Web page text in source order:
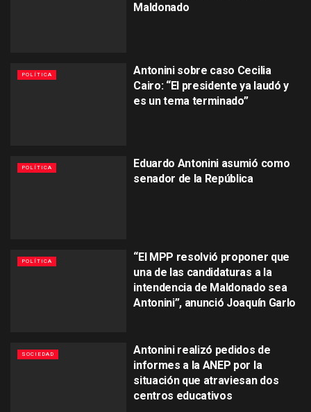
Maldonado
POLÍTICA
Antonini sobre caso Cecilia
Cairo: “El presidente ya laudó y
es un tema terminado”
POLÍTICA
Eduardo Antonini asumió como
senador de la República
POLÍTICA
“El MPP resolvió proponer que
una de las candidaturas a la
intendencia de Maldonado sea
Antonini”, anunció Joaquín Garlo
SOCIEDAD
Antonini realizó pedidos de
informes a la ANEP por la
situación que atraviesan dos
centros educativos